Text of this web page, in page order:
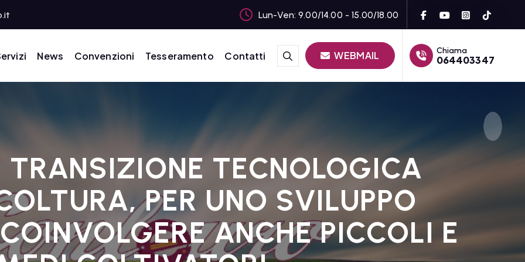
Lun-Ven: 9.00/14.00 - 15.00/18.00
News Convenzioni Tesseramento Contatti WEBMAIL Chiama
064403347
TRANSIZIONE TECNOLOGICA
PER UNO SVILUPPO
ANCHE PICCOLI E